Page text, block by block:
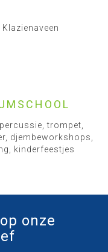
trompet,
djembeworkshops,
kinderfeestjes
onze